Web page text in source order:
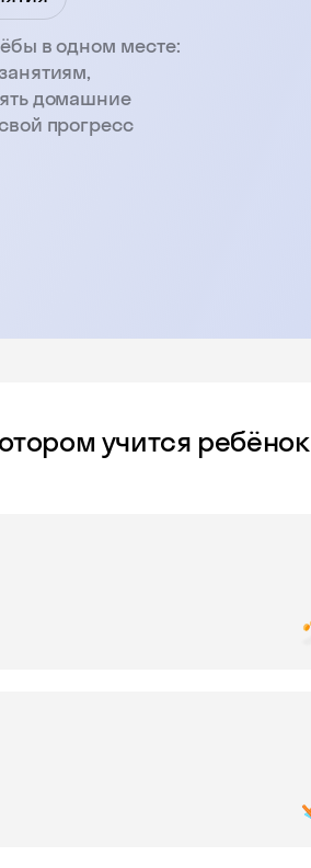
в одном месте:
домашние
прогресс
учится ребёнок